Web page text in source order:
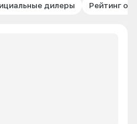
дилеры Рейтинг